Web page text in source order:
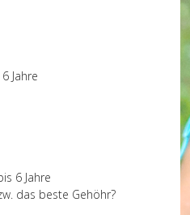
Jahre
6 Jahre
das beste Gehöhr?